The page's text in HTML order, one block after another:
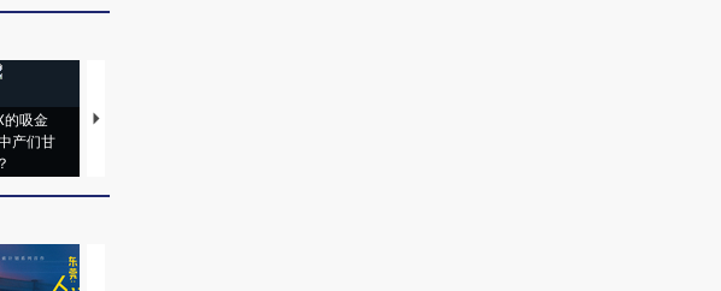
的吸金
产们甘
马航飞行员跨国走私7万